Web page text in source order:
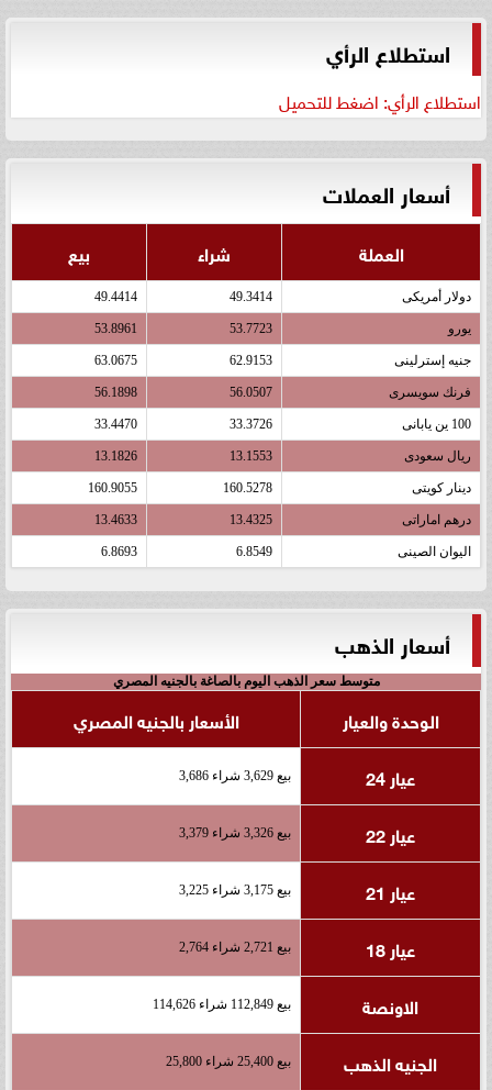
استطلاع الرأي
استطلاع الرأي: اضغط للتحميل
أسعار العملات
العملة شراء بيع
دولار أمريكى 49.3414
49.4414
يورو 53.7723
53.8961
جنيه إسترلينى 62.9153
63.0675
فرنك سويسرى 56.0507
56.1898
100 ين يابانى 33.3726
33.4470
ريال سعودى 13.1553
13.1826
دينار كويتى 160.5278
160.9055
درهم اماراتى 13.4325
13.4633
اليوان الصينى 6.8549
6.8693
أسعار الذهب
متوسط سعر الذهب اليوم بالصاغة بالجنيه المصري
الوحدة والعيار
الأسعار بالجنيه المصري
عيار 24
بيع 3,629 شراء 3,686
عيار 22 بيع 3,326 شراء 3,379
عيار 21 بيع 3,175 شراء 3,225
عيار 18 بيع 2,721 شراء 2,764
الاونصة بيع 112,849 شراء 114,626
الجنيه الذهب بيع 25,400 شراء 25,800